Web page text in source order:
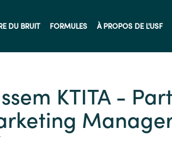
DU BRUIT FORMULES À PROPOS DE L'USF
KTITA -